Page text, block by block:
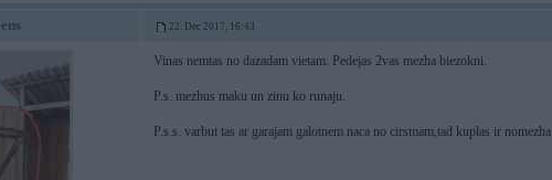
22. Dec 2017, 16:43
Vinas nemtas no dazadam vietam. Pedejas 2vas mezha biezokni.
P.s. mezhus maku un zinu ko runaju.
P.s.s. varbut tas ar garajam galotnem naca no cirsmam,tad kuplas ir